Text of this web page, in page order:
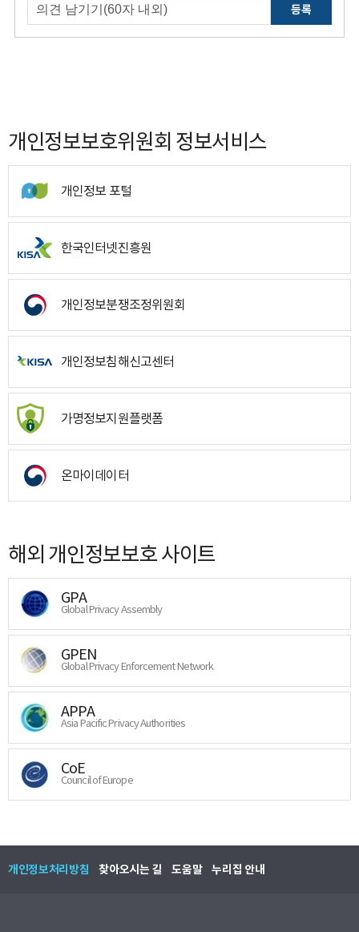
등록
개인정보보호위원회 정보서비스
개인정보 포털
한국인터넷진흥원
개인정보분쟁조정위원회
개인정보침해신고센터
가명정보지원플랫폼
온마이데이터
해외 개인정보보호 사이트
GPA
Global Privacy Assembly
GPEN
Global Privacy Enforcement Network
APPA
Asia Pacific Privacy Authorities
CoE
Council of Europe
개인정보처리방침 찾아오시는 길 도움말 누리집 안내